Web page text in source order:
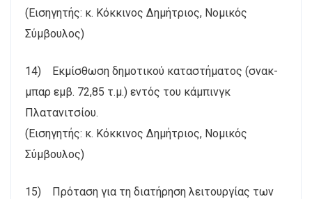
(Εισηγητής: κ. Κόκκινος Δημήτριος, Νομικός
Σύμβουλος)
14) Εκμίσθωση δημοτικού καταστήματος (σνακ-
μπαρ εμβ. 72,85 τ.μ.) εντός του κάμπινγκ
Πλατανιτσίου.
(Εισηγητής: κ. Κόκκινος Δημήτριος, Νομικός
Σύμβουλος)
15) Πρόταση για τη διατήρηση λειτουργίας των